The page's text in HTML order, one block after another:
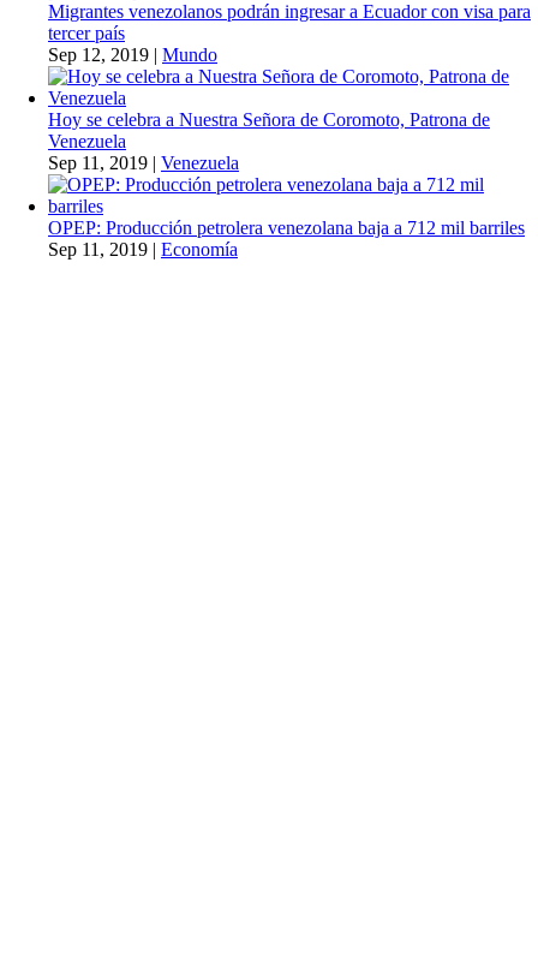
Migrantes venezolanos podrán ingresar a Ecuador con visa para
tercer país
Sep 12, 2019 | Mundo
Hoy se celebra a Nuestra Señora de Coromoto, Patrona de
Venezuela
Sep 11, 2019 | Venezuela
OPEP: Producción petrolera venezolana baja a 712 mil barriles
Sep 11, 2019 | Economía